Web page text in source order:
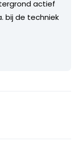
actief
bij de techniek